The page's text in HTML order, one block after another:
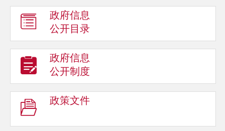
政府信息
公开目录
政府信息
公开制度
政策文件